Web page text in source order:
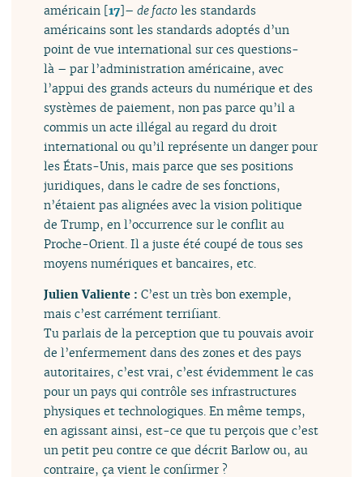
américain [17]–de facto les standards
américains sont les standards adoptés d’un
point de vue international sur ces questions-
là – par l’administration américaine, avec
l’appui des grands acteurs du numérique et des
systèmes de paiement, non pas parce qu’il a
commis un acte illégal au regard du droit
international ou qu’il représente un danger pour
les États-Unis, mais parce que ses positions
juridiques, dans le cadre de ses fonctions,
n’étaient pas alignées avec la vision politique
de Trump, en l’occurrence sur le conflit au
Proche-Orient. Il a juste été coupé de tous ses
moyens numériques et bancaires, etc.
Julien Valiente :C’est un très bon exemple,
mais c’est carrément terrifiant.
Tu parlais de la perception que tu pouvais avoir
de l’enfermement dans des zones et des pays
autoritaires, c’est vrai, c’est évidemment le cas
pour un pays qui contrôle ses infrastructures
physiques et technologiques. En même temps,
en agissant ainsi, est-ce que tu perçois que c’est
un petit peu contre ce que décrit Barlow ou, au
contraire, ça vient le confirmer ?